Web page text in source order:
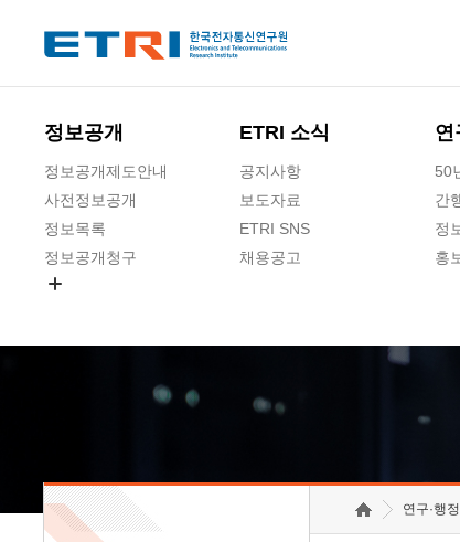
정보공개
정보공개제도안내
사전정보공개
정보목록
정보공개청구
ETRI 소식
공지사항
보도자료
ETRI SNS
채용공고
연
50
간
정
홍
연구·행